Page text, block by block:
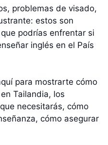
problemas de visado,
estos son
podrías enfrentar si
inglés en el País
para mostrarte cómo
Tailandia, los
necesitarás, cómo
cómo asegurar